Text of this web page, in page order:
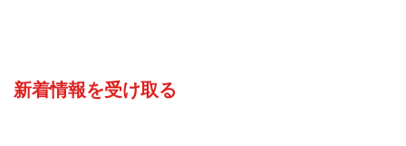
新着情報を受け取る